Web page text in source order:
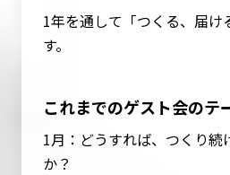
1年を通して「つくる、届け
す。
これまでのゲスト会のテ
1月：どうすれば、つくり続
か？